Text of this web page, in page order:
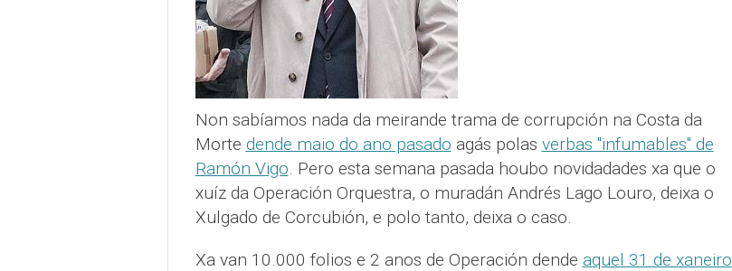
Non sabíamos nada da meirande trama de corrupción na Costa da
Morte dende maio do ano pasado agás polas verbas "infumables" de
Ramón Vigo. Pero esta semana pasada houbo novidadades xa que o
xuíz da Operación Orquestra, o muradán Andrés Lago Louro, deixa o
Xulgado de Corcubión, e polo tanto, deixa o caso.
Xa van 10.000 folios e 2 anos de Operación dende aquel 31 de xaneiro